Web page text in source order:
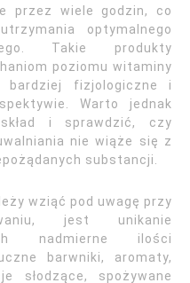
przez wiele godzin, co
optymalnego
Takie produkty
poziomu witaminy
fizjologiczne i
Warto jednak
skład i sprawdzić, czy
nie wiąże się z
substancji.
wziąć pod uwagę przy
jest unikanie
nadmierne ilości
barwniki, aromaty,
słodzące, spożywane